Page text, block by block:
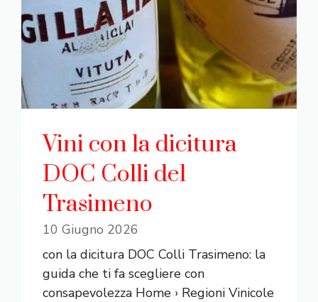
Vini con la dicitura
DOC Colli del
Trasimeno
10 Giugno 2026
con la dicitura DOC Colli Trasimeno: la
guida che ti fa scegliere con
consapevolezza Home › Regioni Vinicole